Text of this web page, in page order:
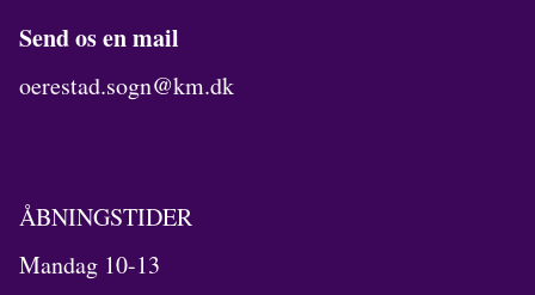
Send os en mail
oerestad.sogn@km.dk
ÅBNINGSTIDER
Mandag 10-13